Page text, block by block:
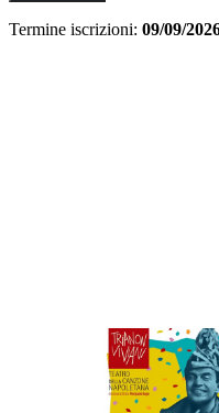
Termine iscrizioni: 09/09/